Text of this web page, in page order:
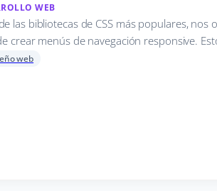
WEB
las bibliotecas de CSS más populares, nos
crear menús de navegación responsive.
web